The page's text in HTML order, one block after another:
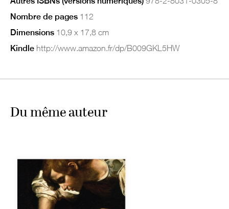
Nombre de pages 112
Dimensions 10,9 x 17,8 cm
Kindle http://www.amazon.fr/dp/B009GKL5HW
Du même auteur